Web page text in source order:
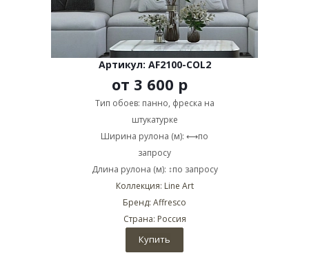
Артикул: AF2100-COL2
от 3 600 р
Тип обоев: панно, фреска на
штукатурке
Ширина рулона (м): ⟷по
запросу
Длина рулона (м): ↕по запросу
Коллекция: Line Art
Бренд: Affresco
Страна: Россия
Купить